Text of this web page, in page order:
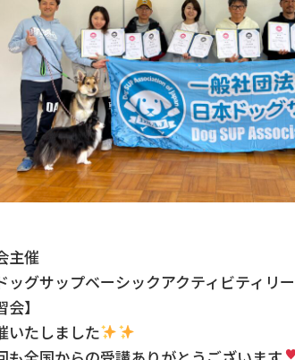
主催
ッグサップベーシックアクティビティリ
】
いたしました